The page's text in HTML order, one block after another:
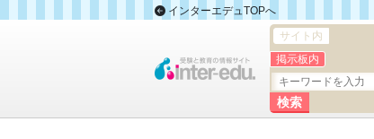
インターエデュTOPへ
サイト内
掲示板内